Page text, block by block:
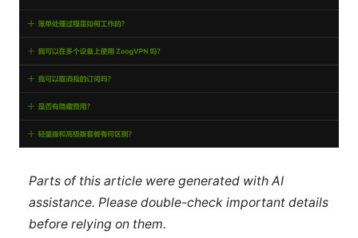
Parts of this article were generated with AI
assistance. Please double-check important details
before relying on them.